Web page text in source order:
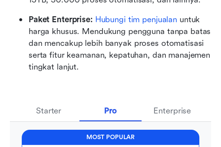
Paket Enterprise: Hubungi tim penjualan untuk
harga khusus. Mendukung pengguna tanpa batas
dan mencakup lebih banyak proses otomatisasi
serta fitur keamanan, kepatuhan, dan manajemen
tingkat lanjut.
Starter Pro Enterprise
MOST POPULAR